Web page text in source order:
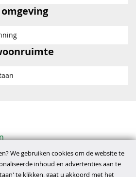
We gebruiken cookies om de website te
inhoud en advertenties aan te
te klikken, gaat u akkoord met het